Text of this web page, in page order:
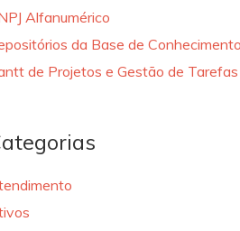
Alfanumérico
da Base de Conhecimento
de Projetos e Gestão de Tarefas